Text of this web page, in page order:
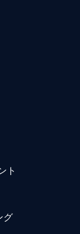
ト
グ